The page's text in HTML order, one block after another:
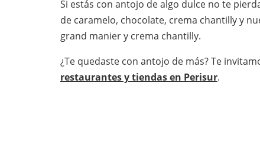
Si estás con antojo de algo dulce no te
de caramelo, chocolate, crema chantilly y
grand manier y crema chantilly.
¿Te quedaste con antojo de más? Te
restaurantes y tiendas en Perisur.